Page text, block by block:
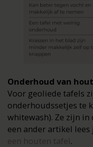
Onderhoud van
Voor geoliede tafels
onderhoudssetjes te
whitewash). Ze zijn in
een ander artikel
een houten tafel.